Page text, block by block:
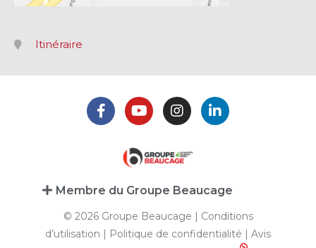
Itinéraire
Membre du Groupe Beaucage
© 2026 Groupe Beaucage | Conditions
d’utilisation
Politique de confidentialité
Avis